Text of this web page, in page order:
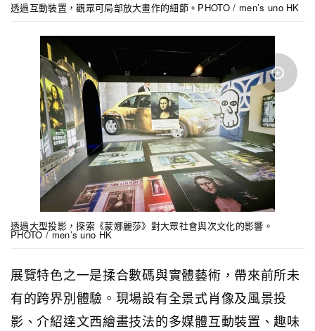
透過互動裝置，觀眾可局部放大畫作的細節。PHOTO / men’s uno HK
透過大型投影，探索《蒙娜麗莎》對大眾社會與次文化的影響。
PHOTO / men’s uno HK
展覽特色之一是揉合數碼與實體藝術，帶來前所未
有的跨界別體驗。現場設有全景式肖像及風景投
影、介紹達文西繪畫技法的多媒體互動裝置、趣味